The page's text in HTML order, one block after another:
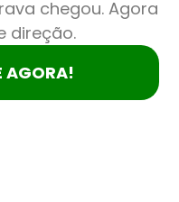
chegou. Agora
direção.
AGORA!